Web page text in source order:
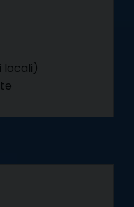
locali)